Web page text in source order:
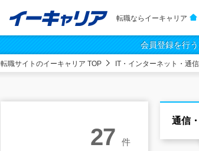
転職ならイーキャリア
会員登録を行
転職サイトのイーキャリア TOP IT・インターネット・通信
通信
27 件